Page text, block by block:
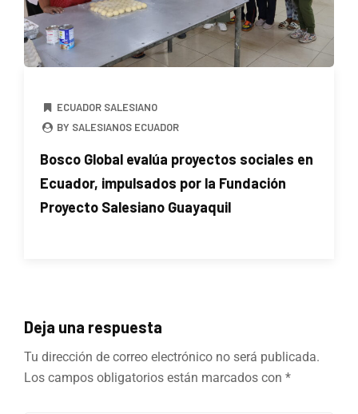
ECUADOR SALESIANO
BY SALESIANOS ECUADOR
Bosco Global evalúa proyectos sociales en
Ecuador, impulsados por la Fundación
Proyecto Salesiano Guayaquil
Deja una respuesta
Tu dirección de correo electrónico no será publicada.
Los campos obligatorios están marcados con *